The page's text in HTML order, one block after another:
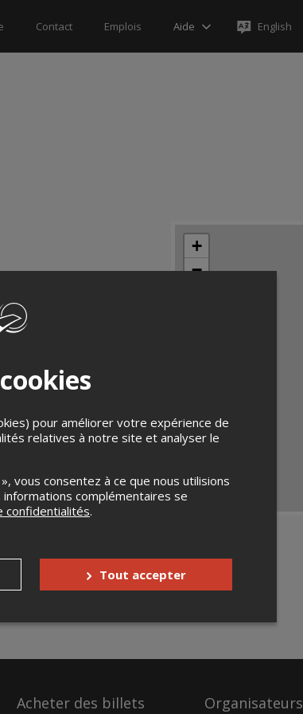
Contact Emplois Aide English
+
−
Acheter des billets Organisateurs
pour améliorer votre expérience de
relatives à notre site et analyser le
vous consentez à ce que nous utilisions
complémentaires se
confidentialités.
Tout accepter